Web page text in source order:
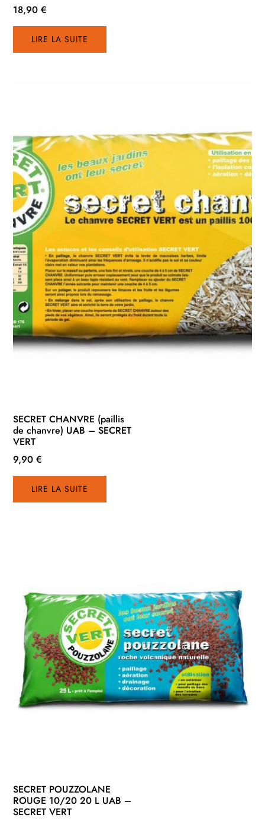
18,90€
LIRE LA SUITE
SECRET CHANVRE (paillis
de chanvre) UAB – SECRET
VERT
9,90€
LIRE LA SUITE
SECRET POUZZOLANE
ROUGE 10/20 20 L UAB –
SECRET VERT